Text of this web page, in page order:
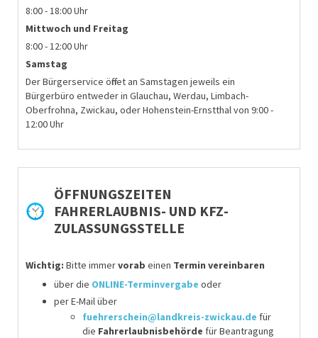
8:00 - 18:00 Uhr
Mittwoch und Freitag
8:00 - 12:00 Uhr
Samstag
Der Bürgerservice öffnet an Samstagen jeweils ein
Bürgerbüro entweder in Glauchau, Werdau, Limbach-
Oberfrohna, Zwickau, oder Hohenstein-Ernstthal von 9:00 -
12:00 Uhr
ÖFFNUNGSZEITEN
FAHRERLAUBNIS- UND KFZ-
ZULASSUNGSSTELLE
Wichtig: Bitte immervorab einen Termin vereinbaren
über die ONLINE-Terminvergabe oder
per E-Mail über
fuehrerschein@landkreis-zwickau.de für
die Fahrerlaubnisbehörde fürBeantragung